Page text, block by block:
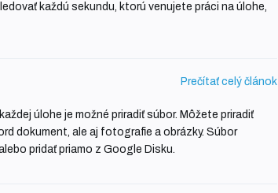
každú sekundu, ktorú venujete práci na úlohe,
úlohe je možné priradiť súbor. Môžete priradiť
dokument, ale aj fotografie a obrázky. Súbor
pridať priamo z Google Disku.
Prečítať celý článok